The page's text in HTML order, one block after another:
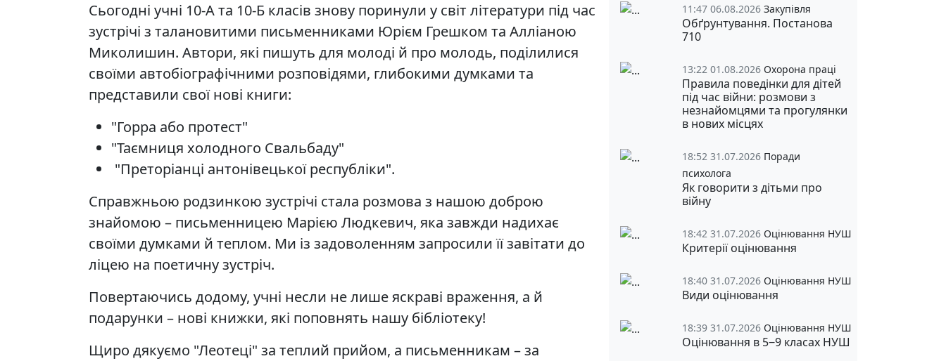
Сьогодні учні 10-А та 10-Б класів знову поринули у світ літератури під час
зустрічі з талановитими письменниками Юрієм Грешком та Алліаною
Миколишин. Автори, які пишуть для молоді й про молодь, поділилися
своїми автобіографічними розповідями, глибокими думками та
представили свої нові книги:
"Горра або протест"
"Таємниця холодного Свальбаду"
"Преторіанці антонівецької республіки".
Справжньою родзинкою зустрічі стала розмова з нашою доброю
знайомою – письменницею Марією Людкевич, яка завжди надихає
своїми думками й теплом. Ми із задоволенням запросили її завітати до
ліцею на поетичну зустріч.
Повертаючись додому, учні несли не лише яскраві враження, а й
подарунки – нові книжки, які поповнять нашу бібліотеку!
Щиро дякуємо "Леотеці" за теплий прийом, а письменникам – за
11:47 06.08.2026 Закупівля
Обґрунтування. Постанова
710
13:22 01.08.2026 Охорона праці
Правила поведінки для дітей
під час війни: розмови з
незнайомцями та прогулянки
в нових місцях
18:52 31.07.2026 Поради
психолога
Як говорити з дітьми про
війну
18:42 31.07.2026 Оцінювання НУШ
Критерії оцінювання
18:40 31.07.2026 Оцінювання НУШ
Види оцінювання
18:39 31.07.2026 Оцінювання НУШ
Оцінювання в 5‒9 класах НУШ